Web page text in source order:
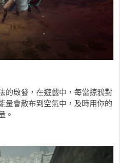
的啟發，在遊戲中，每當掠鴉對
量會散布到空氣中，及時用你的
。